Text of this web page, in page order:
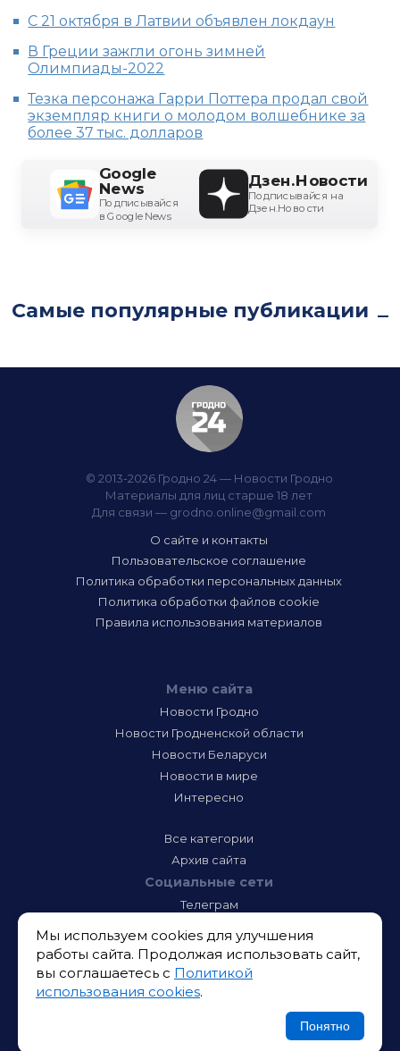
С 21 октября в Латвии объявлен локдаун
В Греции зажгли огонь зимней
Олимпиады-2022
Тезка персонажа Гарри Поттера продал свой
экземпляр книги о молодом волшебнике за
более 37 тыс. долларов
Google
News
Подписывайся
в Google News
Дзен.Новости
Подписывайся на
Дзен.Новости
Самые популярные публикации
© 2013-2026 Гродно 24 — Новости Гродно
Материалы для лиц старше 18 лет
Для связи — grodno.online@gmail.com
О сайте и контакты
Пользовательское соглашение
Политика обработки персональных данных
Политика обработки файлов cookie
Правила использования материалов
Меню сайта
Новости Гродно
Новости Гродненской области
Новости Беларуси
Новости в мире
Интересно
Все категории
Архив сайта
Социальные сети
Телеграм
Инстаграм
Тик-Ток
Одноклассники
ВК
Мы используем cookies для улучшения
работы сайта. Продолжая использовать сайт,
вы соглашаетесь с Политикой
использования cookies.
Понятно